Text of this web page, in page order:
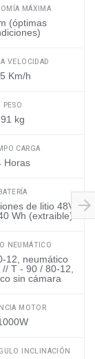
MÁXIMA
(óptimas
VELOCIDAD
Km/h
PESO
91 kg
CARGA
Horas
de litio 48V
Wh (extraible)
NEUMÁTICO
12, neumático
T - 90 / 80-12,
sin cámara
MOTOR
INCLINACIÓN